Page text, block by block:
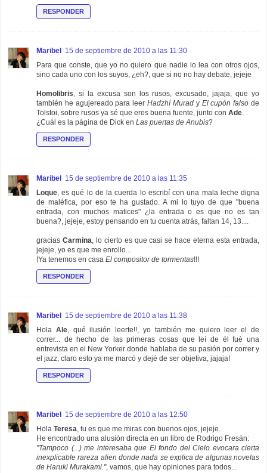
RESPONDER
Maribel
15 de septiembre de 2010 a las 11:30
Para que conste, que yo no quiero que nadie lo lea con otros ojos,
sino cada uno con los suyos, ¿eh?, que si no no hay debate, jejeje
Homolibris, si la excusa son los rusos, excusado, jajaja, que yo
también he agujereado para leerHadzhí Murad y El cupón falso de
Tolstoi, sobre rusos ya sé que eres buena fuente, junto con Ade.
¿Cuál es la página de Dick en Las puertas de Anubis?
RESPONDER
Maribel
15 de septiembre de 2010 a las 11:35
Loque, es qué lo de la cuerda lo escribí con una mala leche digna
de maléfica, por eso te ha gustado. A mi lo tuyo de que "buena
entrada, con muchos matices" ¿la entrada o es que no es tan
buena?, jejeje, estoy pensando en tu cuenta atrás, faltan 14, 13....
gracias Carmina, lo cierto es que casi se hace eterna esta entrada,
jejeje, yo es que me enrollo...
!Ya tenemos en casa El compositor de tormentas!!!
RESPONDER
Maribel
15 de septiembre de 2010 a las 11:38
Hola Ale, qué ilusión leerte!!, yo también me quiero leer el de
correr... de hecho de las primeras cosas que leí de él fué una
entrevista en el New Yorker donde hablaba de su pasión por correr y
el jazz, claro esto ya me marcó y dejé de ser objetiva, jajaja!
RESPONDER
Maribel
15 de septiembre de 2010 a las 12:50
Hola Teresa, tu es que me miras con buenos ojos, jejeje.
He encontrado una alusión directa en un libro de Rodrigo Fresán:
"Tampoco (...) me interesaba que El fondo del Cielo evocara cierta
inexplicable rareza alien donde nada se explica de algunas novelas
de Haruki Murakami.", vamos, que hay opiniones para todos...